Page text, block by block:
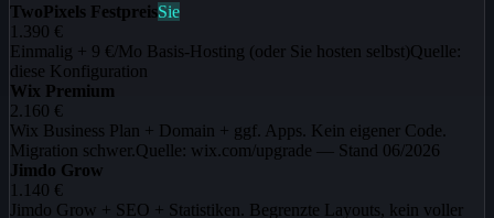
TwoPixels FestpreisSie
1.390 €
Einmalig + 9 €/Mo Basis-Hosting (oder Sie hosten selbst)Quelle:
diese Konfiguration
Wix Premium
2.160 €
Wix Business Plan + Domain + ggf. Apps. Kein eigener Code.
Migration schwer.Quelle: wix.com/upgrade — Stand 06/2026
Jimdo Grow
1.140 €
Jimdo Grow + SEO + Statistiken. Begrenzte Layouts, kein voller